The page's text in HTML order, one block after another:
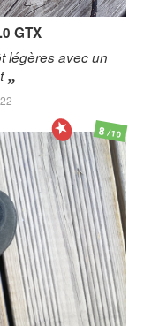
GTX
légères avec un
8/10